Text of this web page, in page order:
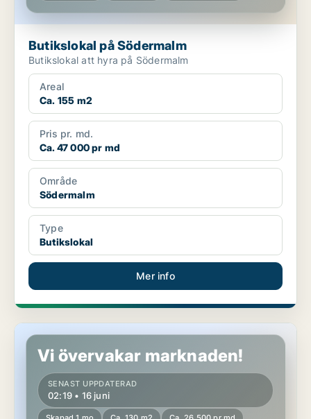
Butikslokal på Södermalm
Butikslokal att hyra på Södermalm
Areal
Ca. 155 m2
Pris pr. md.
Ca. 47 000 pr md
Område
Södermalm
Type
Butikslokal
Mer info
Kontor på Södermalm
Vi övervakar marknaden!
SENAST UPPDATERAD
02:19 • 16 juni